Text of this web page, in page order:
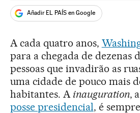
Añadir EL PAÍS en Google
A cada quatro anos,
para a chegada de dezenas
pessoas que invadirão as
uma cidade de pouco mais
habitantes. A inauguration,
posse presidencial, é